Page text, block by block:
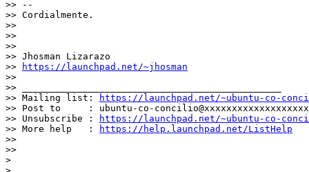
>> --
>> Cordialmente.
>>
>>
>>
>> Jhosman Lizarazo
>>
https://launchpad.net/~jhosman
>>
>> _______________________________________________
>> Mailing list:
https://launchpad.net/~ubuntu-co-
>> Post to     : ubuntu-co-concilio@xxxxxxxxxxxxxxxxxxx
>> Unsubscribe :
https://launchpad.net/~ubuntu-co-
>> More help   :
https://help.launchpad.net/ListHelp
>>
>>
>